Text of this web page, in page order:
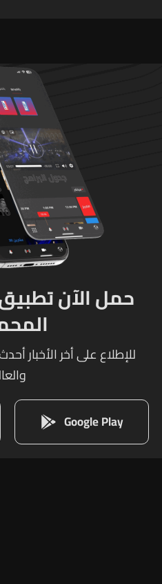
للإطلاع على أخر الأخبار
Google Play